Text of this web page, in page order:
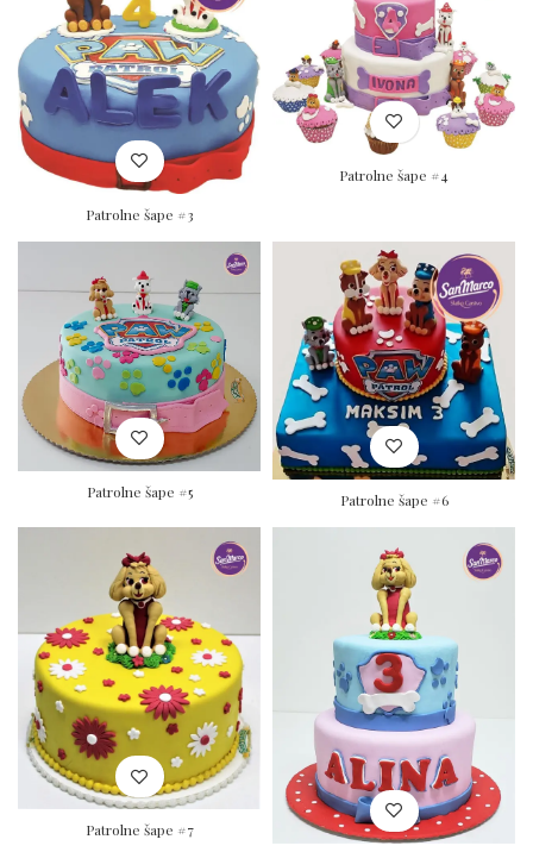
Patrolne šape #3
Patrolne šape #4
Patrolne šape #5 Patrolne šape #6
Patrolne šape #7